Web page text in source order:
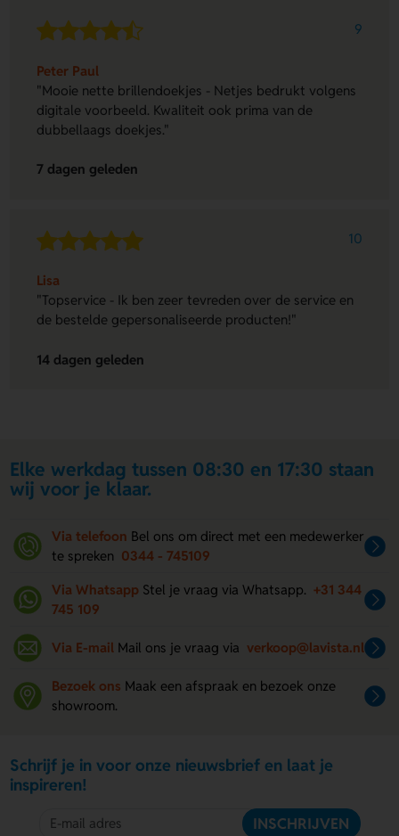
9
Peter Paul
"Mooie nette brillendoekjes - Netjes bedrukt volgens
digitale voorbeeld. Kwaliteit ook prima van de
dubbellaags doekjes."
7 dagen geleden
10
Lisa
"Topservice - Ik ben zeer tevreden over de service en
de bestelde gepersonaliseerde producten!"
14 dagen geleden
Elke werkdag tussen 08:30 en 17:30 staan
wij voor je klaar.
Via telefoon Bel ons om direct met een medewerker
te spreken 0344 - 745109
Via Whatsapp Stel je vraag via Whatsapp. +31 344
745 109
Via E-mail Mail ons je vraag via verkoop@lavista.nl
Bezoek ons Maak een afspraak en bezoek onze
showroom.
Schrijf je in voor onze nieuwsbrief en laat je
inspireren!
INSCHRIJVEN